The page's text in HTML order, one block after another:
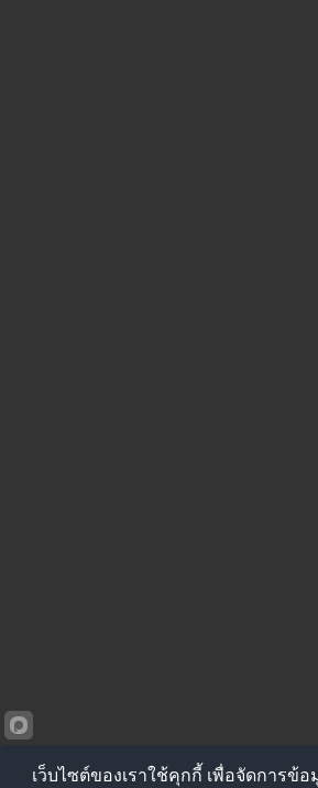
เว็บไซต์ของเราใช้คุกกี้ เพื่อจัดการ